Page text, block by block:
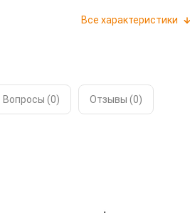
Все характеристики
Вопросы (0) Отзывы (0)